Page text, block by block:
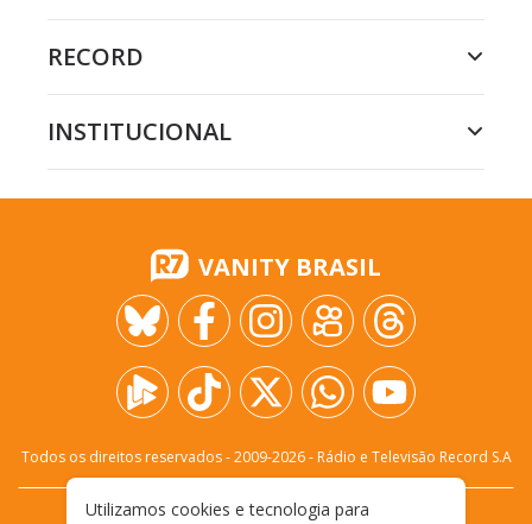
RECORD
INSTITUCIONAL
VANITY BRASIL
Todos os direitos reservados - 2009-2026- Rádio e Televisão Record S.A
Utilizamos cookies e tecnologia para